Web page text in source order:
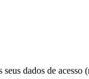
dados de